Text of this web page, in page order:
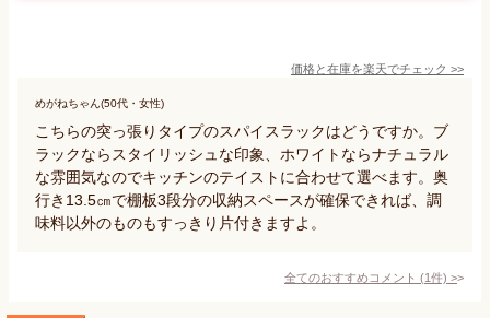
価格と在庫を楽天でチェック >>
めがねちゃん(50代・女性)
こちらの突っ張りタイプのスパイスラックはどうですか。ブ
ラックならスタイリッシュな印象、ホワイトならナチュラル
な雰囲気なのでキッチンのテイストに合わせて選べます。奥
行き13.5㎝で棚板3段分の収納スペースが確保できれば、調
味料以外のものもすっきり片付きますよ。
全てのおすすめコメント (1件) >